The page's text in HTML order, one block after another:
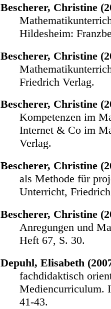
Bescherer, Christine
Hildesheim:
Bescherer, Christine
Friedrich Verlag.
Bescherer, Christine
Kompetenzen im
Internet & Co im
Verlag.
Bescherer, Christine
als Methode für
Unterricht,
Bescherer, Christine
Anregungen und
Heft 67, S. 30.
Depuhl, Elisabeth
fachdidaktisch
Mediencurriculum.
41-43.